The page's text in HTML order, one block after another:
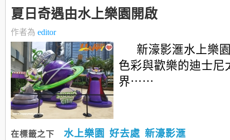
夏日奇遇由水上樂園開啟
作者為 editor
新濠影滙水上樂
色彩與歡樂的迪士尼
界⋯⋯
在標籤之下 水上樂園 好去處 新濠影滙